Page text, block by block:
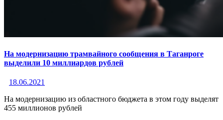
На модернизацию трамвайного сообщения в Таганроге
выделили 10 миллиардов рублей
18.06.2021
На модернизацию из областного бюджета в этом году выделят
455 миллионов рублей